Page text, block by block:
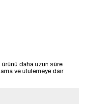
ürünü daha uzun süre
ve ütülemeye dair